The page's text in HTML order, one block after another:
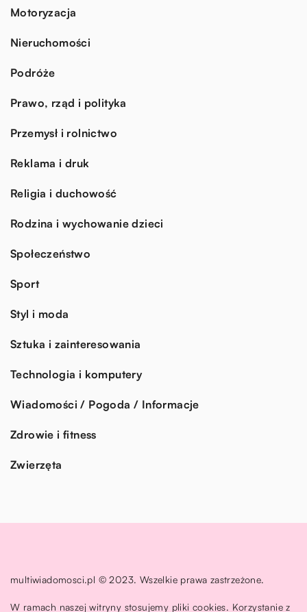
Motoryzacja
Nieruchomości
Podróże
Prawo, rząd i polityka
Przemysł i rolnictwo
Reklama i druk
Religia i duchowość
Rodzina i wychowanie dzieci
Społeczeństwo
Sport
Styl i moda
Sztuka i zainteresowania
Technologia i komputery
Wiadomości / Pogoda / Informacje
Zdrowie i fitness
Zwierzęta
multiwiadomosci.pl © 2023. Wszelkie prawa zastrzeżone.
W ramach naszej witryny stosujemy pliki cookies. Korzystanie z